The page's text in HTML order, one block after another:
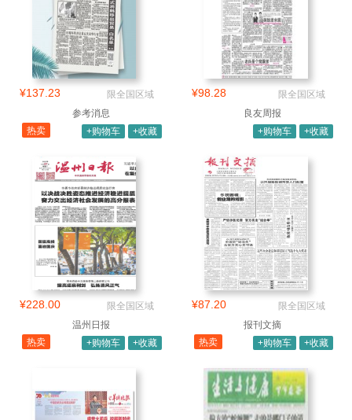
¥137.23
限全国区域
参考消息
热卖
+购物车 +收藏
¥98.28
限全国区域
良友周报
+购物车
+收藏
¥228.00
限全国区域
温州日报
热卖
+购物车 +收藏
¥87.20
限全国区域
报刊文摘
热卖
+购物车 +收藏